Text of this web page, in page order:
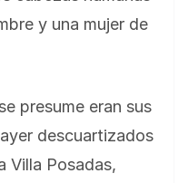
y una mujer de
presume eran sus
descuartizados
Villa Posadas,